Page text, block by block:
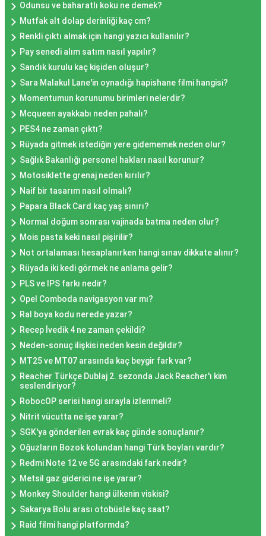
Odunsu ve baharatlı koku ne demek?
Mutfak alt dolap derinliği kaç cm?
Renkli çıktı almak için hangi yazıcı kullanılır?
Pay senedi alım satım nasıl yapılır?
Sandık kurulu kaç kişiden oluşur?
Sara Malakul Lane'in oynadığı hapishane filmi hangisi?
Momentumun korunumu birimleri nelerdir?
Mcqueen ayakkabı neden pahalı?
PES4 ne zaman çıktı?
Rüyada gitmek istediğin yere gidememek neden olur?
Sağlık Bakanlığı personel hakları nasıl korunur?
Motosiklette grenaj neden kırılır?
Naif bir tasarım nasıl olmalı?
Papara Black Card kaç yaş sınırı?
Normal doğum sonrası vajinada batma neden olur?
Mois pasta keki nasıl pişirilir?
Not ortalaması hesaplanırken hangi sınav dikkate alınır?
Rüyada iki kedi görmek ne anlama gelir?
PLS ve IPS farkı nedir?
Opel Comboda navigasyon var mı?
Ral boya kodu nerede yazar?
Recep İvedik 4 ne zaman çekildi?
Neden-sonuç ilişkisi neden kesin değildir?
MT25 ve MT07 arasında kaç beygir fark var?
Reacher Türkçe Dublaj 2. sezonda Jack Reacher'ı kim
seslendiriyor?
RobocOP serisi hangi sırayla izlenmeli?
Nitrit vücutta ne işe yarar?
SGK'ya gönderilen evrak kaç günde sonuçlanır?
Oğuzların Bozok kolundan hangi Türk boyları vardır?
Redmi Note 12 ve 5G arasındaki fark nedir?
Metsil gaz giderici ne işe yarar?
Monkey Shoulder hangi ülkenin viskisi?
Sakarya Bolu arası otobüsle kaç saat?
Raid filmi hangi platformda?